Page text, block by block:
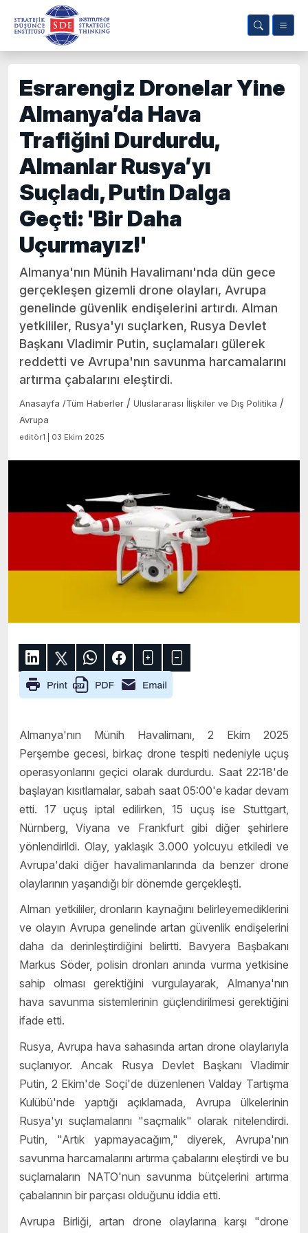
Esrarengiz Dronelar Yine
Almanya’da Hava
Trafiğini Durdurdu,
Almanlar Rusya’yı
Suçladı, Putin Dalga
Geçti: 'Bir Daha
Uçurmayız!'
Almanya'nın Münih Havalimanı'nda dün gece
gerçekleşen gizemli drone olayları, Avrupa
genelinde güvenlik endişelerini artırdı. Alman
yetkililer, Rusya'yı suçlarken, Rusya Devlet
Başkanı Vladimir Putin, suçlamaları gülerek
reddetti ve Avrupa'nın savunma harcamalarını
artırma çabalarını eleştirdi.
Anasayfa /Tüm Haberler / Uluslararası İlişkiler ve Dış Politika /
Avrupa
editör1 | 03 Ekim 2025
Almanya'nın Münih Havalimanı, 2 Ekim 2025
Perşembe gecesi, birkaç drone tespiti nedeniyle uçuş
operasyonlarını geçici olarak durdurdu. Saat 22:18'de
başlayan kısıtlamalar, sabah saat 05:00'e kadar devam
etti. 17 uçuş iptal edilirken, 15 uçuş ise Stuttgart,
Nürnberg, Viyana ve Frankfurt gibi diğer şehirlere
yönlendirildi. Olay, yaklaşık 3.000 yolcuyu etkiledi ve
Avrupa'daki diğer havalimanlarında da benzer drone
olaylarının yaşandığı bir dönemde gerçekleşti.
Alman yetkililer, dronların kaynağını belirleyemediklerini
ve olayın Avrupa genelinde artan güvenlik endişelerini
daha da derinleştirdiğini belirtti. Bavyera Başbakanı
Markus Söder, polisin dronları anında vurma yetkisine
sahip olması gerektiğini vurgulayarak, Almanya'nın
hava savunma sistemlerinin güçlendirilmesi gerektiğini
ifade etti.
Rusya, Avrupa hava sahasında artan drone olaylarıyla
suçlanıyor. Ancak Rusya Devlet Başkanı Vladimir
Putin, 2 Ekim'de Soçi'de düzenlenen Valday Tartışma
Kulübü'nde yaptığı açıklamada, Avrupa ülkelerinin
Rusya'yı suçlamalarını "saçmalık" olarak nitelendirdi.
Putin, "Artık yapmayacağım," diyerek, Avrupa'nın
savunma harcamalarını artırma çabalarını eleştirdi ve bu
suçlamaların NATO'nun savunma bütçelerini artırma
çabalarının bir parçası olduğunu iddia etti.
Avrupa Birliği, artan drone olaylarına karşı "drone